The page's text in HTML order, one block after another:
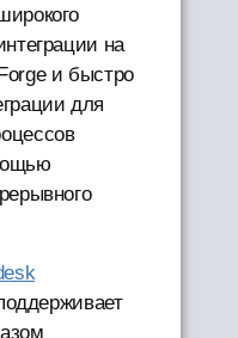
на
и быстро
для